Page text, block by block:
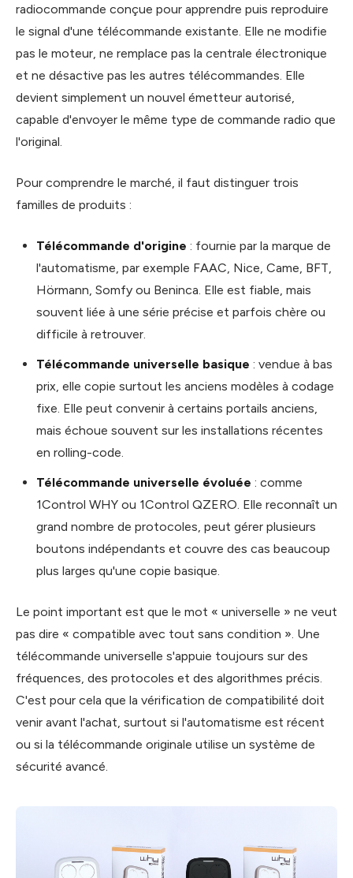
radiocommande conçue pour apprendre puis reproduire
le signal d'une télécommande existante. Elle ne modifie
pas le moteur, ne remplace pas la centrale électronique
et ne désactive pas les autres télécommandes. Elle
devient simplement un nouvel émetteur autorisé,
capable d'envoyer le même type de commande radio que
l'original.
Pour comprendre le marché, il faut distinguer trois
familles de produits :
Télécommande d'origine : fournie par la marque de
l'automatisme, par exemple FAAC, Nice, Came, BFT,
Hörmann, Somfy ou Beninca. Elle est fiable, mais
souvent liée à une série précise et parfois chère ou
difficile à retrouver.
Télécommande universelle basique : vendue à bas
prix, elle copie surtout les anciens modèles à codage
fixe. Elle peut convenir à certains portails anciens,
mais échoue souvent sur les installations récentes
en rolling-code.
Télécommande universelle évoluée : comme
1Control WHY ou 1Control QZERO. Elle reconnaît un
grand nombre de protocoles, peut gérer plusieurs
boutons indépendants et couvre des cas beaucoup
plus larges qu'une copie basique.
Le point important est que le mot « universelle » ne veut
pas dire « compatible avec tout sans condition ». Une
télécommande universelle s'appuie toujours sur des
fréquences, des protocoles et des algorithmes précis.
C'est pour cela que la vérification de compatibilité doit
venir avant l'achat, surtout si l'automatisme est récent
ou si la télécommande originale utilise un système de
sécurité avancé.